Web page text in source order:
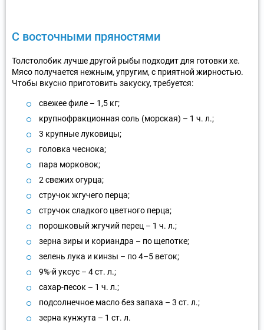
С восточными пряностями
Толстолобик лучше другой рыбы подходит для готовки хе.
Мясо получается нежным, упругим, с приятной жирностью.
Чтобы вкусно приготовить закуску, требуется:
свежее филе – 1,5 кг;
крупнофракционная соль (морская) – 1 ч. л.;
3 крупные луковицы;
головка чеснока;
пара морковок;
2 свежих огурца;
стручок жгучего перца;
стручок сладкого цветного перца;
порошковый жгучий перец – 1 ч. л.;
зерна зиры и кориандра – по щепотке;
зелень лука и кинзы – по 4–5 веток;
9%-й уксус – 4 ст. л.;
сахар-песок – 1 ч. л.;
подсолнечное масло без запаха – 3 ст. л.;
зерна кунжута – 1 ст. л.